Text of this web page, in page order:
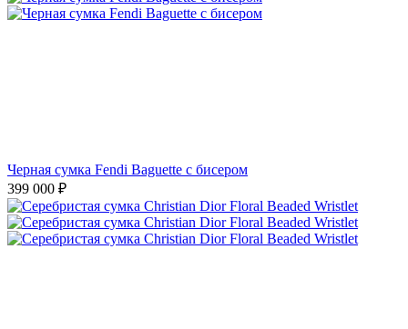
Черная сумка Fendi Baguette с бисером
399 000 ₽